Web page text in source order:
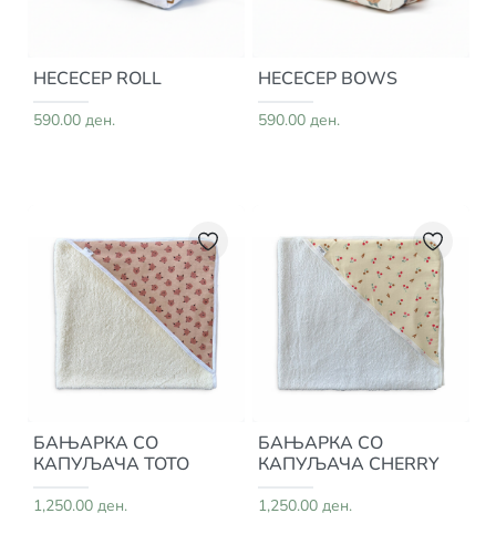
НЕСЕСЕР ROLL
590.00 ден.
НЕСЕСЕР BOWS
590.00 ден.
БАЊАРКА СО
КАПУЉАЧА TOTO
1,250.00 ден.
БАЊАРКА СО
КАПУЉАЧА CHERRY
1,250.00 ден.